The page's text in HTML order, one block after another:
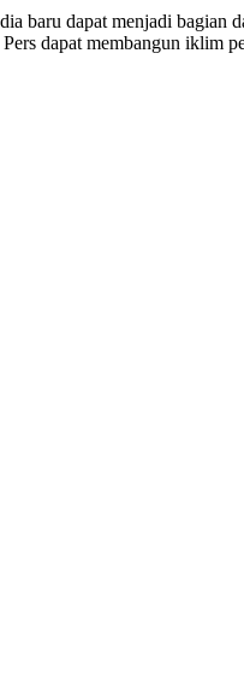
baru dapat menjadi bagian
dapat membangun iklim